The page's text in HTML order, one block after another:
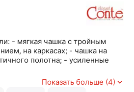
- мягкая чашка с тройным
на каркасах; - чашка на
полотна; - усиленные
Показать больше (4)